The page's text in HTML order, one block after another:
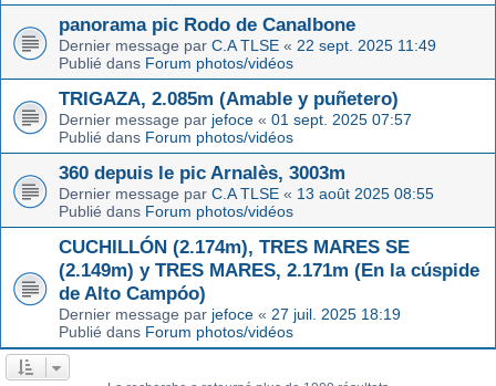
panorama pic Rodo de Canalbone
Dernier message par C.A TLSE « 22 sept. 2025 11:49
Publié dans Forum photos/vidéos
TRIGAZA, 2.085m (Amable y puñetero)
Dernier message par jefoce « 01 sept. 2025 07:57
Publié dans Forum photos/vidéos
360 depuis le pic Arnalès, 3003m
Dernier message par C.A TLSE « 13 août 2025 08:55
Publié dans Forum photos/vidéos
CUCHILLÓN (2.174m), TRES MARES SE
(2.149m) y TRES MARES, 2.171m (En la cúspide
de Alto Campóo)
Dernier message par jefoce « 27 juil. 2025 18:19
Publié dans Forum photos/vidéos